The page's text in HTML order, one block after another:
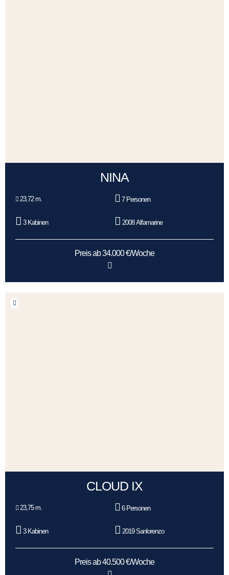
NINA
23,72 m. 7 Personen
3 Kabinen 2008 Alfamarine
Preis ab 34.000 €/Woche
CLOUD IX
23,75 m. 6 Personen
3 Kabinen 2019 Sanlorenzo
Preis ab 40.500 €/Woche